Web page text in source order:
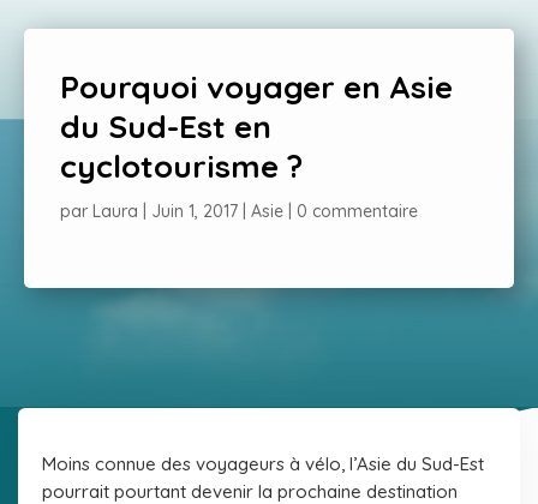
Pourquoi voyager en Asie
du Sud-Est en
cyclotourisme ?
par Laura Juin 1, 2017 Asie 0 commentaire
Moins connue des voyageurs à vélo, l’Asie du Sud-Est
pourrait pourtant devenir la prochaine destination